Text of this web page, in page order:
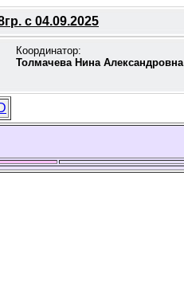
с 04.09.2025
Координатор:
Толмачева Нина Александровна